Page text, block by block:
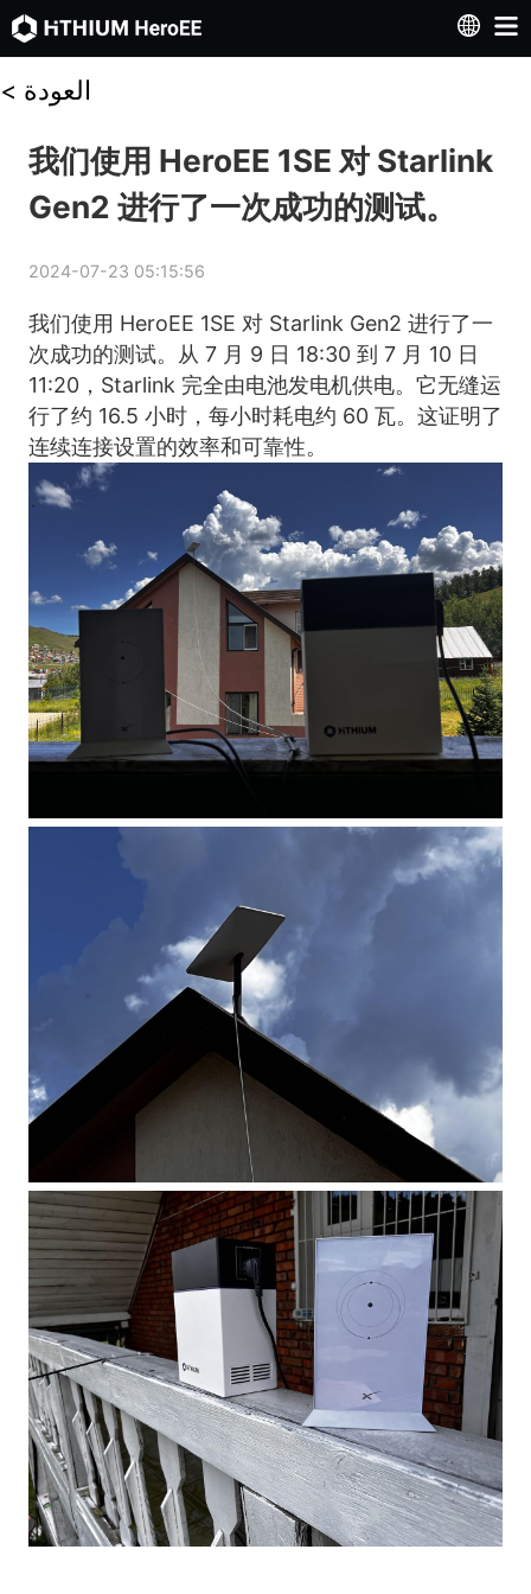
< العودة
我们使用 HeroEE 1SE 对 Starlink
Gen2 进行了一次成功的测试。
2024-07-23 05:15:56
我们使用 HeroEE 1SE 对 Starlink Gen2 进行了一
次成功的测试。从 7 月 9 日 18:30 到 7 月 10 日
11:20，Starlink 完全由电池发电机供电。它无缝运
行了约 16.5 小时，每小时耗电约 60 瓦。这证明了
连续连接设置的效率和可靠性。